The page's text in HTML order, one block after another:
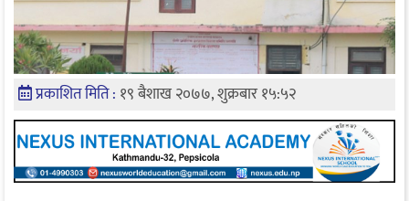
प्रकाशित मिति : १९ बैशाख २०७७, शुक्रबार १५:५२